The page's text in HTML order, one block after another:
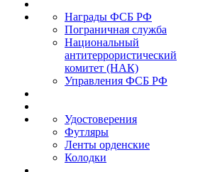
Награды ФСБ РФ
Пограничная служба
Национальный
антитеррористический
комитет (НАК)
Управления ФСБ РФ
Удостоверения
Футляры
Ленты орденские
Колодки